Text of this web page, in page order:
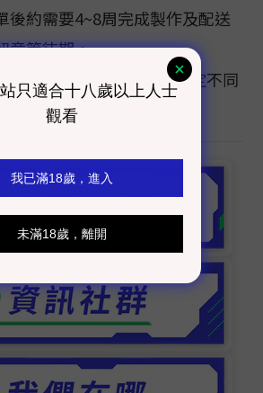
後約需要4~8周完成製作及配送
意等待期。
考，色樣會因電腦螢幕設定不同
際商品為主